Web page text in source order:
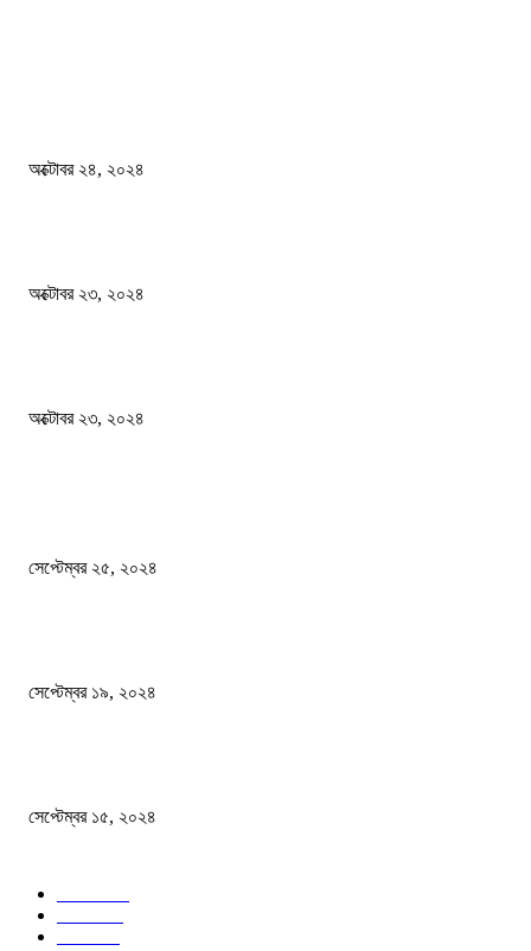
অক্টোবর ২৪, ২০২৪
অক্টোবর ২৩, ২০২৪
অক্টোবর ২৩, ২০২৪
সেপ্টেম্বর ২৫, ২০২৪
সেপ্টেম্বর ১৯, ২০২৪
সেপ্টেম্বর ১৫, ২০২৪